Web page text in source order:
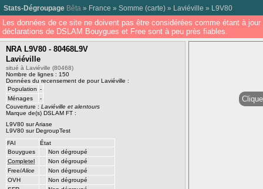
Stats-Dégroupage Bêta » France » Somme (carte) » Laviéville » L9V80
Les données de ce site ne doivent pas être considérées comme étant à
déclarations de DSLAM Bouygues et Free sont à peu près fiables.
NRA L9V80 - 80468L9V
Laviéville
situé à Laviéville (80468)
Nombre de lignes : 150
Données du recensement de pour Laviéville :
Population -
Ménages
-
Couverture : Laviéville et alentours
Marque de(s) DSLAM FT :
L9V80 sur Ariase
L9V80 sur DegroupTest
FAI
État
Bouygues
Non dégroupé
Completel
Non dégroupé
Free/Alice
Non dégroupé
OVH
Non dégroupé